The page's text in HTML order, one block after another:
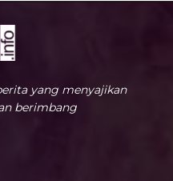
yang menyajikan
berimbang